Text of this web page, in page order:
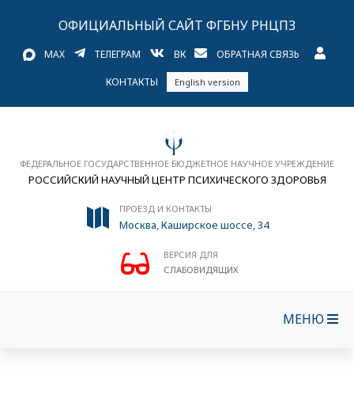
ОФИЦИАЛЬНЫЙ САЙТ ФГБНУ РНЦПЗ
MAX ТЕЛЕГРАМ ВК ОБРАТНАЯ СВЯЗЬ
КОНТАКТЫ English version
ФЕДЕРАЛЬНОЕ ГОСУДАРСТВЕННОЕ БЮДЖЕТНОЕ НАУЧНОЕ УЧРЕЖДЕНИЕ
РОССИЙСКИЙ НАУЧНЫЙ ЦЕНТР ПСИХИЧЕСКОГО ЗДОРОВЬЯ
ПРОЕЗД И КОНТАКТЫ
Москва, Каширское шоссе, 34
ВЕРСИЯ ДЛЯ
СЛАБОВИДЯЩИХ
МЕНЮ